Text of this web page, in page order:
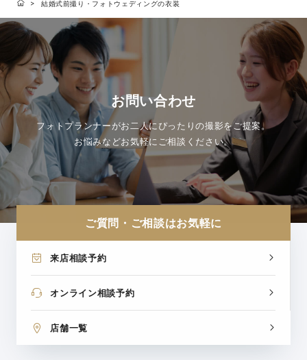
結婚式前撮り・フォトウェディングの衣装
お問い合わせ
フォトプランナーがお二人にぴったりの撮影をご提案。
お悩みなどお気軽にご相談ください。
ご質問・ご相談はお気軽に
来店相談予約
オンライン相談予約
店舗一覧